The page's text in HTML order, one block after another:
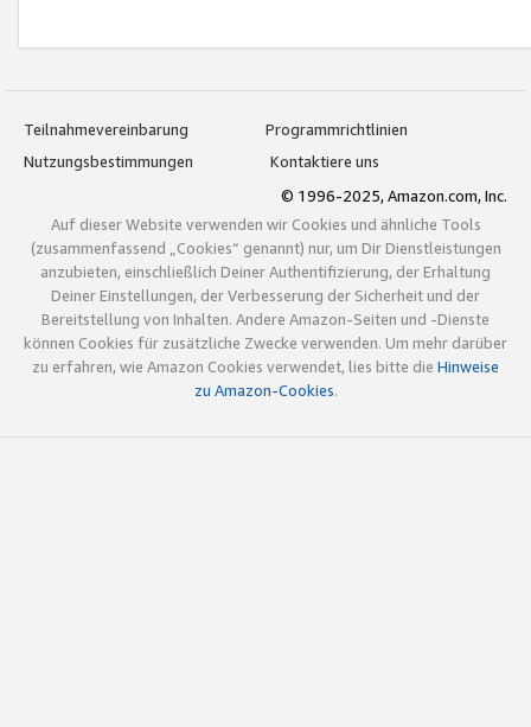
Teilnahmevereinbarung
Programmrichtlinien
Nutzungsbestimmungen
Kontaktiere uns
© 1996-2025, Amazon.com, Inc.
Auf dieser Website verwenden wir Cookies und ähnliche Tools
(zusammenfassend „Cookies“ genannt) nur, um Dir Dienstleistungen
anzubieten, einschließlich Deiner Authentifizierung, der Erhaltung
Deiner Einstellungen, der Verbesserung der Sicherheit und der
Bereitstellung von Inhalten. Andere Amazon-Seiten und -Dienste
können Cookies für zusätzliche Zwecke verwenden. Um mehr darüber
zu erfahren, wie Amazon Cookies verwendet, lies bitte die Hinweise
zu Amazon-Cookies.